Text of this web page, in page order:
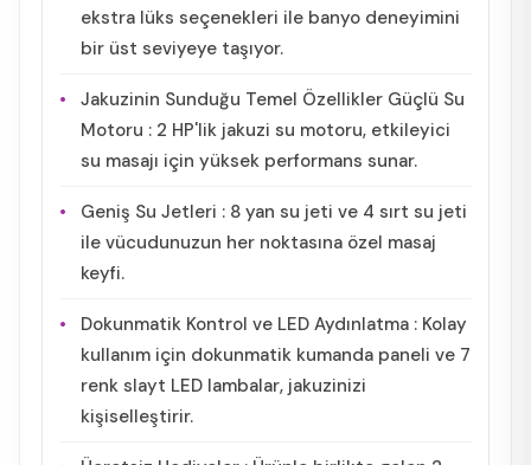
ekstra lüks seçenekleri ile banyo deneyimini
bir üst seviyeye taşıyor.
Jakuzinin Sunduğu Temel Özellikler Güçlü Su
Motoru : 2 HP'lik jakuzi su motoru, etkileyici
su masajı için yüksek performans sunar.
Geniş Su Jetleri : 8 yan su jeti ve 4 sırt su jeti
ile vücudunuzun her noktasına özel masaj
keyfi.
Dokunmatik Kontrol ve LED Aydınlatma : Kolay
kullanım için dokunmatik kumanda paneli ve 7
renk slayt LED lambalar, jakuzinizi
kişiselleştirir.